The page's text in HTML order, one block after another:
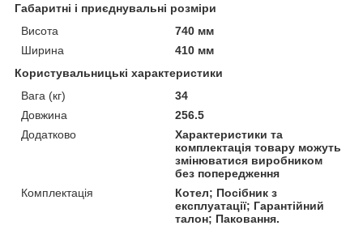
Габаритні і приєднувальні розміри
Висота
740 мм
Ширина
410 мм
Користувальницькі характеристики
Вага (кг)
34
Довжина
256.5
Додатково
Характеристики та
комплектація товару можуть
змінюватися виробником
без попередження
Комплектація
Котел; Посібник з
експлуатації; Гарантійний
талон; Паковання.